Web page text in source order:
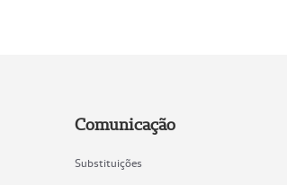
Comunicação
Substituições